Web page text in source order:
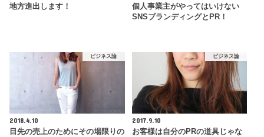
地方進出します！
個人事業主がやってはいけない
SNSブランディングとPR！
ビジネス論
2018.4.10
目先の売上のためにその場限りの
ビジネス論
2017.9.10
お客様は自分のPRの道具じゃな